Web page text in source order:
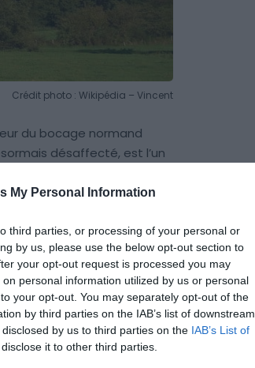
My Personal Information
third parties, or processing of your personal or
by us, please use the below opt-out section to
your opt-out request is processed you may
personal information utilized by us or personal
your opt-out. You may separately opt-out of the
by third parties on the IAB’s list of downstream
by us to third parties on the IAB’s List of
it to other third parties.
Crédit photo : Wikipédia – Vincent
du bocage normand
désaffecté, est l’un
balançoire géante, en
à l’installation d’une
! Mais soyez rassurés,
Fait de latex ultra-
s’éviter un aplatissement